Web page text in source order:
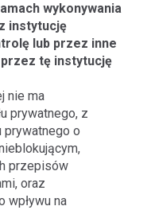
wykonywania
instytucję
lub przez inne
tę instytucję
nie ma
prywatnego, z
prywatnego o
przepisów
oraz
wpływu na